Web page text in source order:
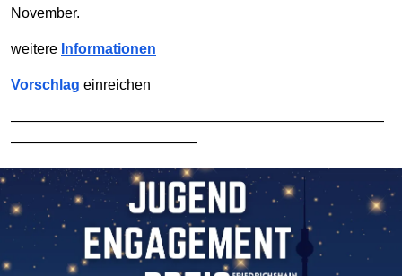
November.
weitere Informationen
Vorschlag einreichen
——————————————————————————
—————————————